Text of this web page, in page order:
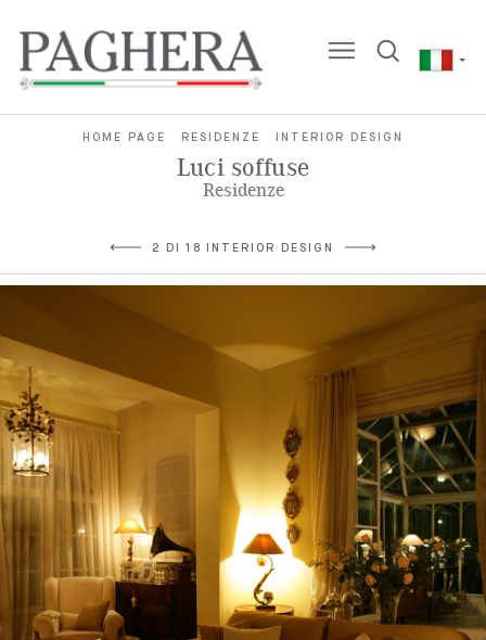
HOME PAGE RESIDENZE INTERIOR DESIGN
Luci soffuse
Residenze
2 DI 18 INTERIOR DESIGN